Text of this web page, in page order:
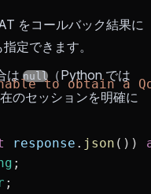
to obtain a
response . json ())
;
;
をコールバック結果に
定できます。
はnull （Python では
のセッションを明確に